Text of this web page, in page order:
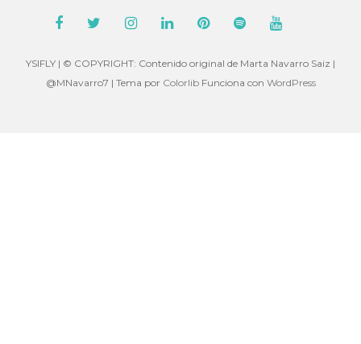
YSIFLY | © COPYRIGHT: Contenido original de Marta Navarro Saiz |
@MNavarro7 | Tema por ColorlibFunciona con WordPress